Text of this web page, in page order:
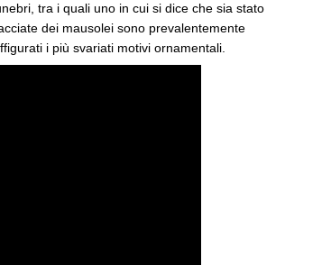
tra i quali uno in cui si dice che sia stato
dei mausolei sono prevalentemente
i più svariati motivi ornamentali.